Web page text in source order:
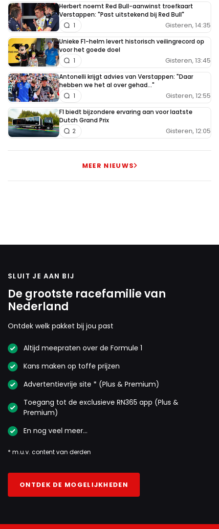
Herbert noemt Red Bull-aanwinst troefkaart
Verstappen: "Past uitstekend bij Red Bull"
Gisteren, 14:35
1
Unieke F1-helm levert historisch veilingrecord op
voor het goede doel
Gisteren, 13:45
1
Antonelli krijgt advies van Verstappen: "Daar
hebben we het al over gehad..."
Gisteren, 12:55
1
F1 biedt bijzondere ervaring aan voor laatste
Dutch Grand Prix
Gisteren, 12:05
2
MEER NIEUWS
SLUIT JE AAN BIJ
De grootste racefamilie van
Nederland
Ontdek welk pakket bij jou past
Altijd meepraten over de Formule 1
Kans maken op toffe prijzen
Advertentievrije site * (Plus & Premium)
Toegang tot de exclusieve RN365 app (Plus &
Premium)
En nog veel meer…
* m.u.v. content van derden
ONTDEK DE MOGELIJKHEDEN